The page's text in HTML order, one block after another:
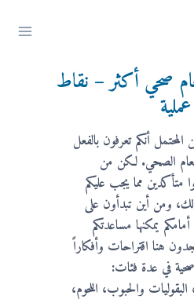
صحي أكثر – نقاط
عملية
أنكم تعرفون بالفعل
الصحي. لكن من
متأكدين مما يجب عليكم
ومن أين تبدأون على
يمكنها مساعدتكم
هنا اقتراحات وأفكاراً
في عدة فئات:
والحبوب، اللحوم،